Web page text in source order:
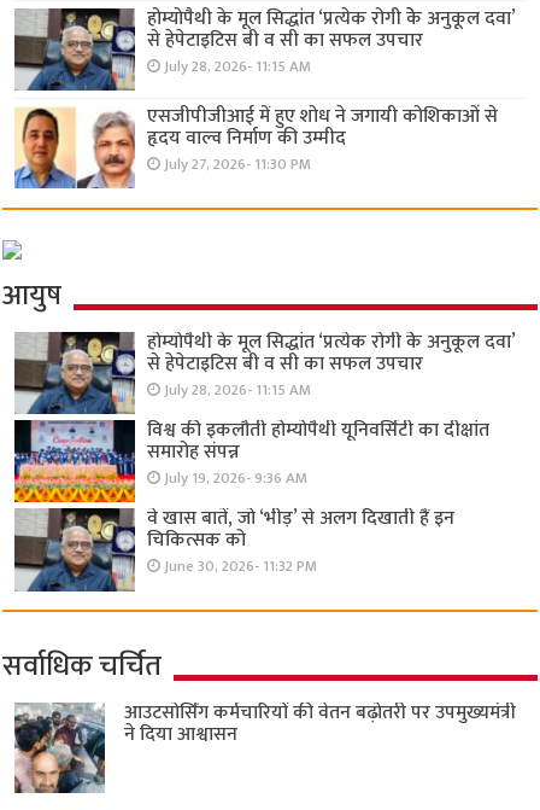
होम्योपैथी के मूल सिद्धांत ‘प्रत्येक रोगी केे अनुकूल दवा’
से हेपेटाइटिस बी व सी का सफल उपचार
July 28, 2026- 11:15 AM
एसजीपीजीआई में हुए शोध ने जगायी कोशिकाओं से
हृदय वाल्व निर्माण की उम्मीद
July 27, 2026- 11:30 PM
आयुष
होम्योपैथी के मूल सिद्धांत ‘प्रत्येक रोगी केे अनुकूल दवा’
से हेपेटाइटिस बी व सी का सफल उपचार
July 28, 2026- 11:15 AM
विश्व की इकलौती होम्योपैथी यूनिवर्सिटी का दीक्षांत
समारोह संपन्न
July 19, 2026- 9:36 AM
वे खास बातें, जो ‘भीड़’ से अलग दिखाती हैं इन
चिकित्सक को
June 30, 2026- 11:32 PM
सर्वाधिक चर्चित
आउटसोर्सिंग कर्मचारियों की वेतन बढ़ोतरी पर उपमुख्यमंत्री
ने दिया आश्वासन